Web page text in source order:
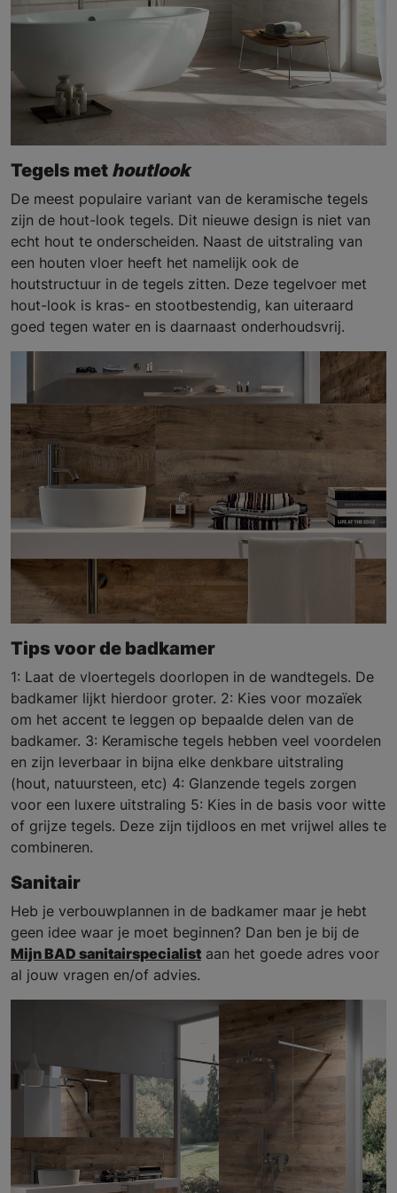
Tegels met houtlook
De meest populaire variant van de keramische tegels
zijn de hout-look tegels. Dit nieuwe design is niet van
echt hout te onderscheiden. Naast de uitstraling van
een houten vloer heeft het namelijk ook de
houtstructuur in de tegels zitten. Deze tegelvoer met
hout-look is kras- en stootbestendig, kan uiteraard
goed tegen water en is daarnaast onderhoudsvrij.
Tips voor de badkamer
1: Laat de vloertegels doorlopen in de wandtegels. De
badkamer lijkt hierdoor groter. 2: Kies voor mozaïek
om het accent te leggen op bepaalde delen van de
badkamer. 3: Keramische tegels hebben veel voordelen
en zijn leverbaar in bijna elke denkbare uitstraling
(hout, natuursteen, etc) 4: Glanzende tegels zorgen
voor een luxere uitstraling 5: Kies in de basis voor witte
of grijze tegels. Deze zijn tijdloos en met vrijwel alles te
combineren.
Sanitair
Heb je verbouwplannen in de badkamer maar je hebt
geen idee waar je moet beginnen? Dan ben je bij de
Mijn BAD sanitairspecialist aan het goede adres voor
al jouw vragen en/of advies.